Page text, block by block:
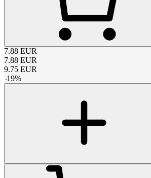
7.88 EUR
7.88 EUR
9.75 EUR
-19%